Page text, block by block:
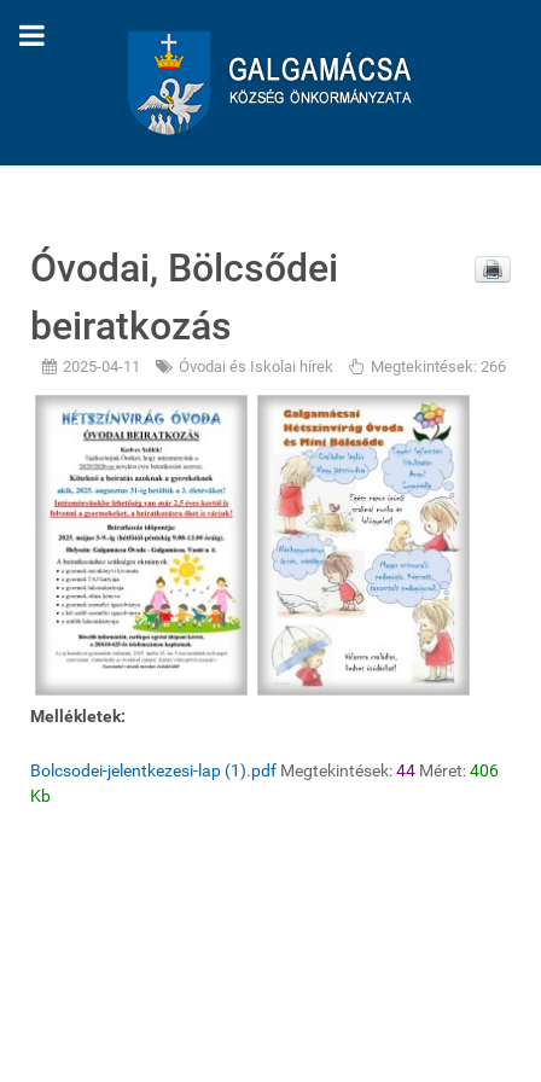
Óvodai, Bölcsődei
beiratkozás
2025-04-11 Óvodai és Iskolai hírek Megtekintések: 266
Mellékletek:
Bolcsodei-jelentkezesi-lap (1).pdf Megtekintések:44 Méret:406
Kb